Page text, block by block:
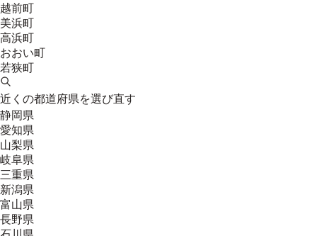
越前町
美浜町
高浜町
おおい町
若狭町
近くの都道府県を選び直す
静岡県
愛知県
山梨県
岐阜県
三重県
新潟県
富山県
長野県